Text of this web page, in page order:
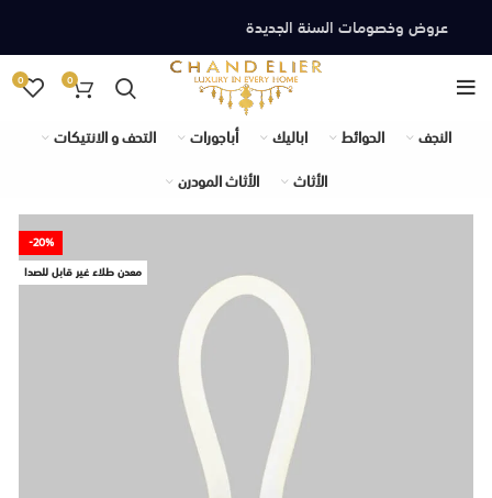
0
0
النجف الحوائط اباليك أباجورات
التحف و الانتيكات
الأثاث
الأثاث المودرن
-20%
معدن طلاء غير قابل للصدا
عروض وخصومات السنة الجديدة